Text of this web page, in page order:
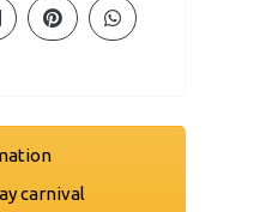
carnival